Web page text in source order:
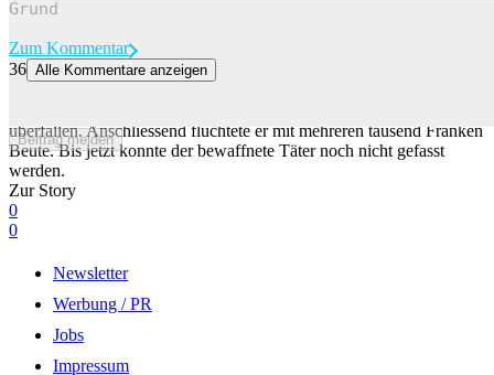
Beitrag melden
Zum Kommentar
36 Alle Kommentare anzeigen
überfallen. Anschliessend flüchtete er mit mehreren tausend Franken
Beute. Bis jetzt konnte der bewaffnete Täter noch nicht gefasst
werden.
Zur Story
0
0
Newsletter
Werbung / PR
Jobs
Impressum